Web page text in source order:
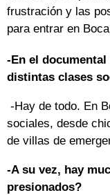
frustración y las
para entrar en
-En el
distintas clases
-Hay de todo. En
sociales, desde
de villas de
-A su vez, hay
presionados?